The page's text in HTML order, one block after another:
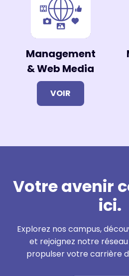
Management
& Web Media
VOIR
Votre avenir
ici.
Explorez nos campus,
et rejoignez notre
propulser votre carrière